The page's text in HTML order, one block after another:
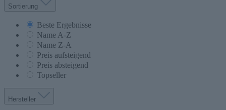
Sortierung
Beste Ergebnisse
Name A-Z
Name Z-A
Preis aufsteigend
Preis absteigend
Topseller
Hersteller